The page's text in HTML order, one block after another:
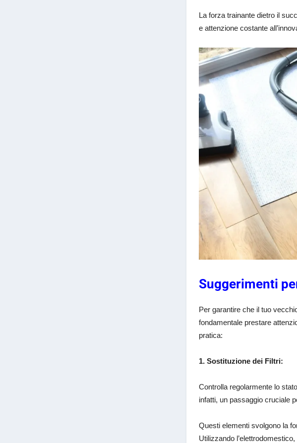
La forza trainante dietro il
e attenzione costante
Suggerimenti
Per garantire che il tuo
fondamentale prestare
pratica:
1. Sostituzione dei Filtri:
Controlla regolarmente lo
infatti, un passaggio cruciale
Questi elementi svolgono la
Utilizzando